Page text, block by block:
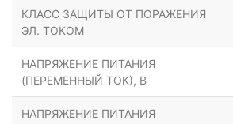
КЛАСС ЗАЩИТЫ ОТ ПОРАЖЕНИЯ
ЭЛ. ТОКОМ
НАПРЯЖЕНИЕ ПИТАНИЯ
(ПЕРЕМЕННЫЙ ТОК), В
НАПРЯЖЕНИЕ ПИТАНИЯ